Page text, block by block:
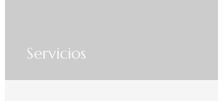
Servicios